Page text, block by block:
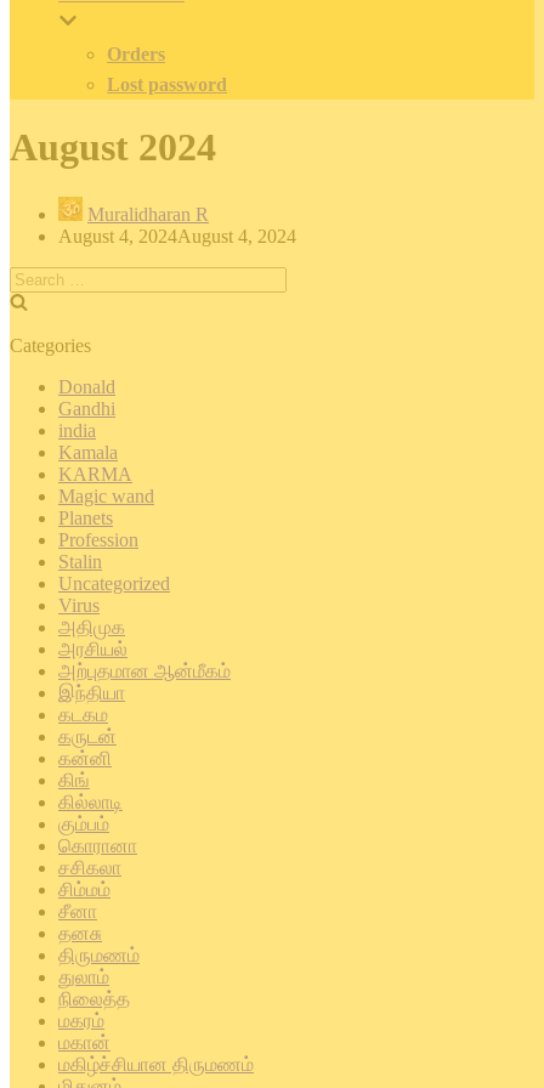
Orders
Lost password
August 2024
Muralidharan R
August 4, 2024August 4, 2024
Search
for:
Categories
Donald
Gandhi
india
Kamala
KARMA
Magic wand
Planets
Profession
Stalin
Uncategorized
Virus
அதிமுக
அரசியல்
அற்புதமான ஆன்மீகம்
இந்தியா
கடகம
கருடன்
கன்னி
கிங்
கில்லாடி
கும்பம்
கொரானா
சசிகலா
சிம்மம்
சீனா
தனசு
திருமணம்
துலாம்
நிலைத்த
மகரம்
மகான்
மகிழ்ச்சியான திருமணம்